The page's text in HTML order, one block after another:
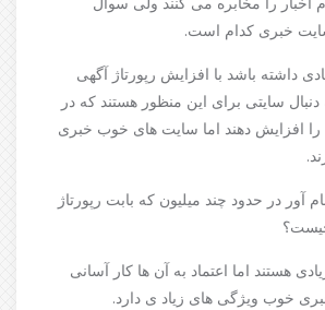
خبری کدام است.
داشته باشد با افزایش رپورتاژ آگهی
دنبال سایتی برای این منظور هستند که در
افزایش دهند اما سایت های خوب خبری
در حدود چند میلیون که بابت رپورتاژ
هستند اما اعتماد به آن ها کار آسانی
خوب ویژگی های زیاد ی دارد.